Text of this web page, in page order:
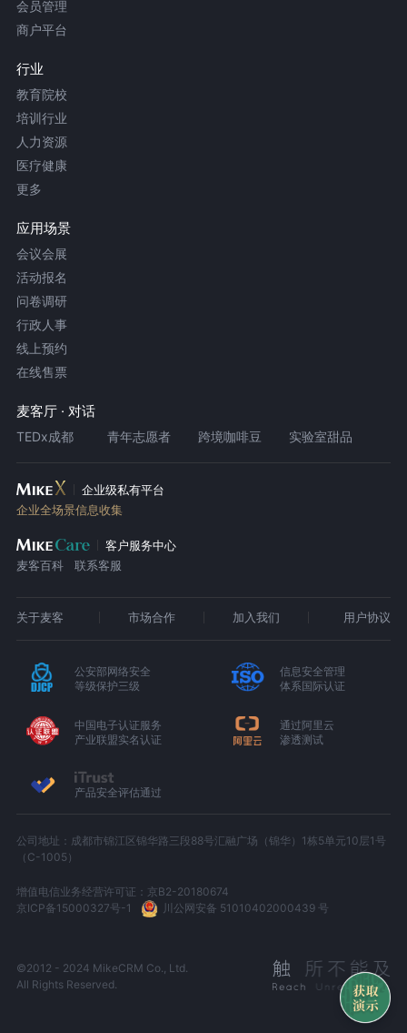
会员管理
商户平台
行业
教育院校
培训行业
人力资源
医疗健康
更多
应用场景
会议会展
活动报名
问卷调研
行政人事
线上预约
在线售票
麦客厅 · 对话
TEDx成都 青年志愿者 跨境咖啡豆 实验室甜品
企业级私有平台
企业全场景信息收集
客户服务中心
麦客百科
联系客服
关于麦客 市场合作 加入我们 用户协议
公安部网络安全
等级保护三级
信息安全管理
体系国际认证
中国电子认证服务
产业联盟实名认证
通过阿里云
渗透测试
产品安全评估通过
公司地址：成都市锦江区锦华路三段88号汇融广场（锦华）1栋5单元10层1号
（C-1005）
增值电信业务经营许可证：京B2-20180674
京ICP备15000327号-1
川公网安备 51010402000439 号
©2012 - 2024 MikeCRM Co., Ltd.
All Rights Reserved.